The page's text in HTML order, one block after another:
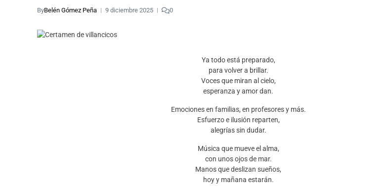
ByBelén Gómez Peña 9 diciembre 2025 0
Ya todo está preparado,
para volver a brillar.
Voces que miran al cielo,
esperanza y amor dan.
Emociones en familias, en profesores y más.
Esfuerzo e ilusión reparten,
alegrías sin dudar.
Música que mueve el alma,
con unos ojos de mar.
Manos que deslizan sueños,
hoy y mañana estarán.